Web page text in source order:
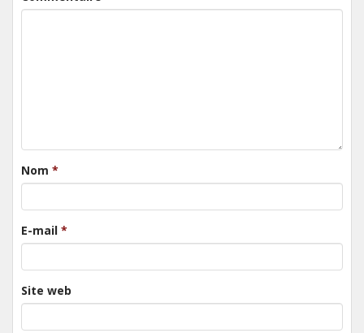
Nom *
E-mail *
Site web